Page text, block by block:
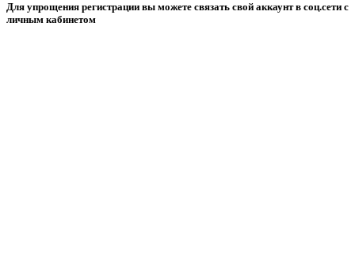
Для упрощения регистрации вы можете связать свой аккаунт в соц.сети с
личным кабинетом